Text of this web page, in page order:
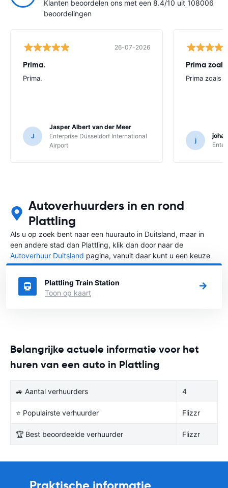
Klanten beoordelen ons met een 8.4/10 uit 108006
beoordelingen
26-07-2026
Prima.
Prima.
J
Jasper Albert van der Meer
Enterprise Düsseldorf International
Airport
Prima
Prima zoals
j
Autoverhuurders in en rond
Plattling
Als u op zoek bent naar een huurauto in Duitsland, maar in
een andere stad dan Plattling, klik dan door naar de
Autoverhuur Duitsland pagina, vanuit daar kunt u een keuze
maken in welke stad in Duitsland u een auto huren wilt.
Plattling Train Station
Toon op kaart
Belangrijke actuele informatie voor het
huren van een auto in Plattling
🚙 Aantal verhuurders 4
⭐ Populairste verhuurder Flizzr
🏆 Best beoordeelde verhuurder Flizzr